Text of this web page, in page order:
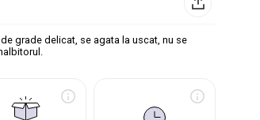
grade delicat, se agata la uscat, nu se